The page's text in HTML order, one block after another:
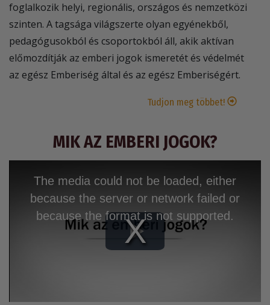
foglalkozik helyi, regionális, országos és nemzetközi
szinten. A tagsága világszerte olyan egyénekből,
pedagógusokból és csoportokból áll, akik aktívan
előmozdítják az emberi jogok ismeretét és védelmét
az egész Emberiség által és az egész Emberiségért.
Tudjon meg többet!
MIK AZ EMBERI JOGOK?
Play
The media could not be loaded, either
because the server or network failed or
because the format is not supported.